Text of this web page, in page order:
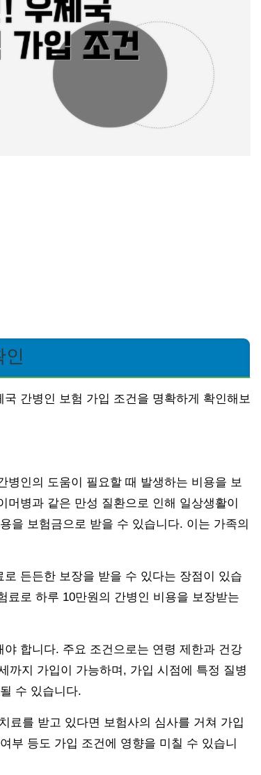
인
간병인 보험 가입 조건을 명확하게 확인해보
병인의 도움이 필요할 때 발생하는 비용을 보
병과 같은 만성 질환으로 인해 일상생활이
을 보험금으로 받을 수 있습니다. 이는 가족의
든든한 보장을 받을 수 있다는 장점이 있습
료로 하루 10만원의 간병인 비용을 보장받는
합니다. 주요 조건으로는 연령 제한과 건강
까지 가입이 가능하며, 가입 시점에 특정 질병
수 있습니다.
료를 받고 있다면 보험사의 심사를 거쳐 가입
부 등도 가입 조건에 영향을 미칠 수 있습니